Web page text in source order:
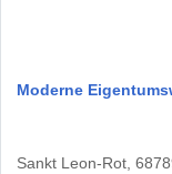
Moderne
Sankt Leon-Rot,